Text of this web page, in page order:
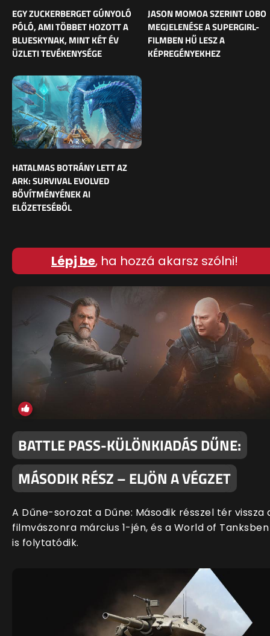
EGY ZUCKERBERGET GÚNYOLÓ
PÓLÓ, AMI TÖBBET HOZOTT A
BLUESKYNAK, MINT KÉT ÉV
ÜZLETI TEVÉKENYSÉGE
JASON MOMOA SZERINT LOBO
MEGJELENÉSE A SUPERGIRL-
FILMBEN HŰ LESZ A
KÉPREGÉNYEKHEZ
HATALMAS BOTRÁNY LETT AZ
ARK: SURVIVAL EVOLVED
BŐVÍTMÉNYÉNEK AI
ELŐZETESÉBŐL
Lépj be, ha hozzá akarsz szólni!
BATTLE PASS-KÜLÖNKIADÁS DŰNE:
MÁSODIK RÉSZ – ELJÖN A VÉGZET
A Dűne-sorozat a Dűne: Második résszel tér vissza
filmvászonra március 1-jén, és a World of Tanksben
is folytatódik.